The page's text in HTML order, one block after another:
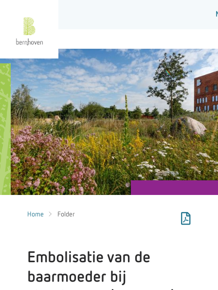
Home Folder
Embolisatie van de
baarmoeder bij